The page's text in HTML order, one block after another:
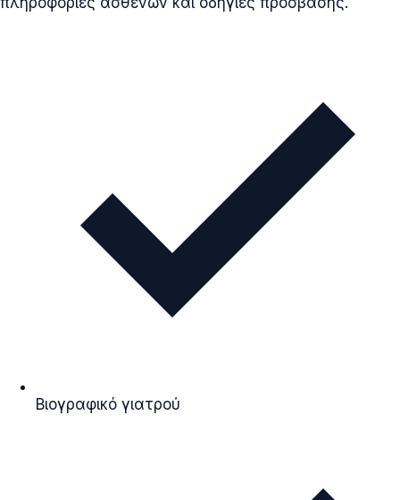
Βιογραφικό γιατρού